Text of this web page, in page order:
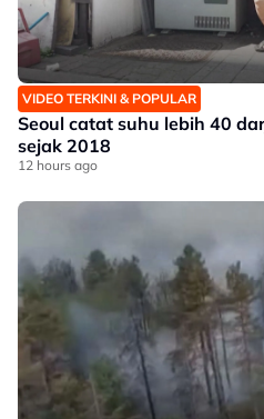
VIDEO TERKINI & POPULAR
Seoul catat suhu lebih 40
sejak 2018
12 hours ago